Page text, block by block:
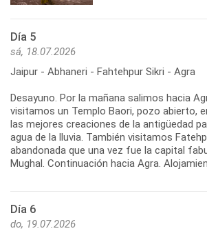
Día 5
sá, 18.07.2026
Jaipur - Abhaneri - Fahtehpur Sikri - Agra
Desayuno. Por la mañana salimos hacia
visitamos un Templo Baori, pozo abierto,
las mejores creaciones de la antigüedad
agua de la lluvia. También visitamos
abandonada que una vez fue la capital
Mughal. Continuación hacia Agra.
Día 6
do, 19.07.2026